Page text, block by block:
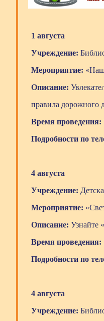
1 августа
Учреждение:
Мероприятие:
Описание:
правила дорожного
Время проведения:
Подробности по
4 августа
Учреждение:
Мероприятие:
Описание: Узнайте
Время проведения:
Подробности по
4 августа
Учреждение: